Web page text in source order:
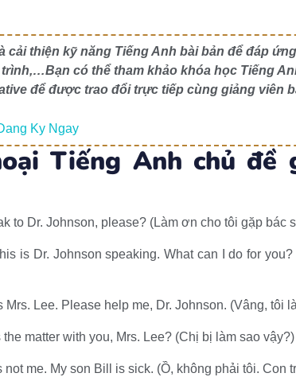
cải thiện kỹ năng Tiếng Anh bài bản để đáp
trình,…Bạn có thể tham khảo khóa học Tiếng
để được trao đổi trực tiếp cùng giảng viên
Tiếng Anh chủ đề
to Dr. Johnson, please? (Làm ơn cho tôi gặp bác
is Dr. Johnson speaking. What can I do for
Mrs. Lee. Please help me, Dr. Johnson. (Vâng, tôi
the matter with you, Mrs. Lee? (Chị bị làm sao vậy?)
not me. My son Bill is sick. (Ồ, không phải tôi. Con